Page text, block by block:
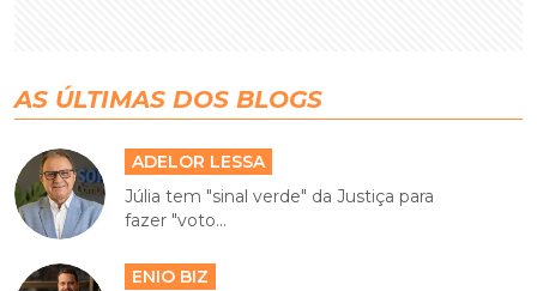
AS ÚLTIMAS DOS BLOGS
ADELOR LESSA
Júlia tem "sinal verde" da Justiça para
fazer "voto...
ENIO BIZ